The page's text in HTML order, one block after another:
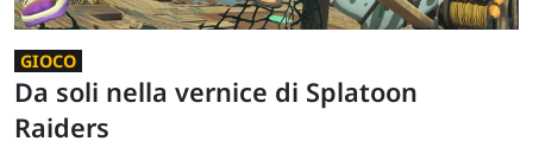
GIOCO
Da soli nella vernice di Splatoon
Raiders